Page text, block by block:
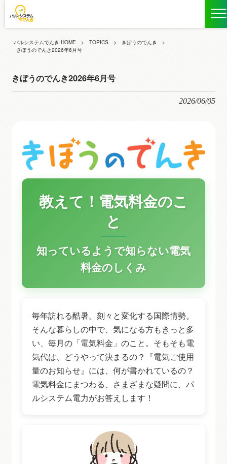
パルシステムでんき HOME > TOPICS > きぼうのでんき
>
きぼうのでんき2026年6月号
きぼうのでんき2026年6月号
2026/06/05
教えて！電気料金のこ
と
知っているようで知らない電気
料金のしくみ
毎年訪れる酷暑。刻々と変化する国際情勢。
そんな暮らしの中で、気になる方もきっと多
い、毎月の「電気料金」のこと。そもそも電
気代は、どうやって決まるの？『電気ご使用
量のお知らせ』には、何が書かれているの？
電気料金にまつわる、さまざまな疑問に、パ
ルシステム電力がお答えします！
A